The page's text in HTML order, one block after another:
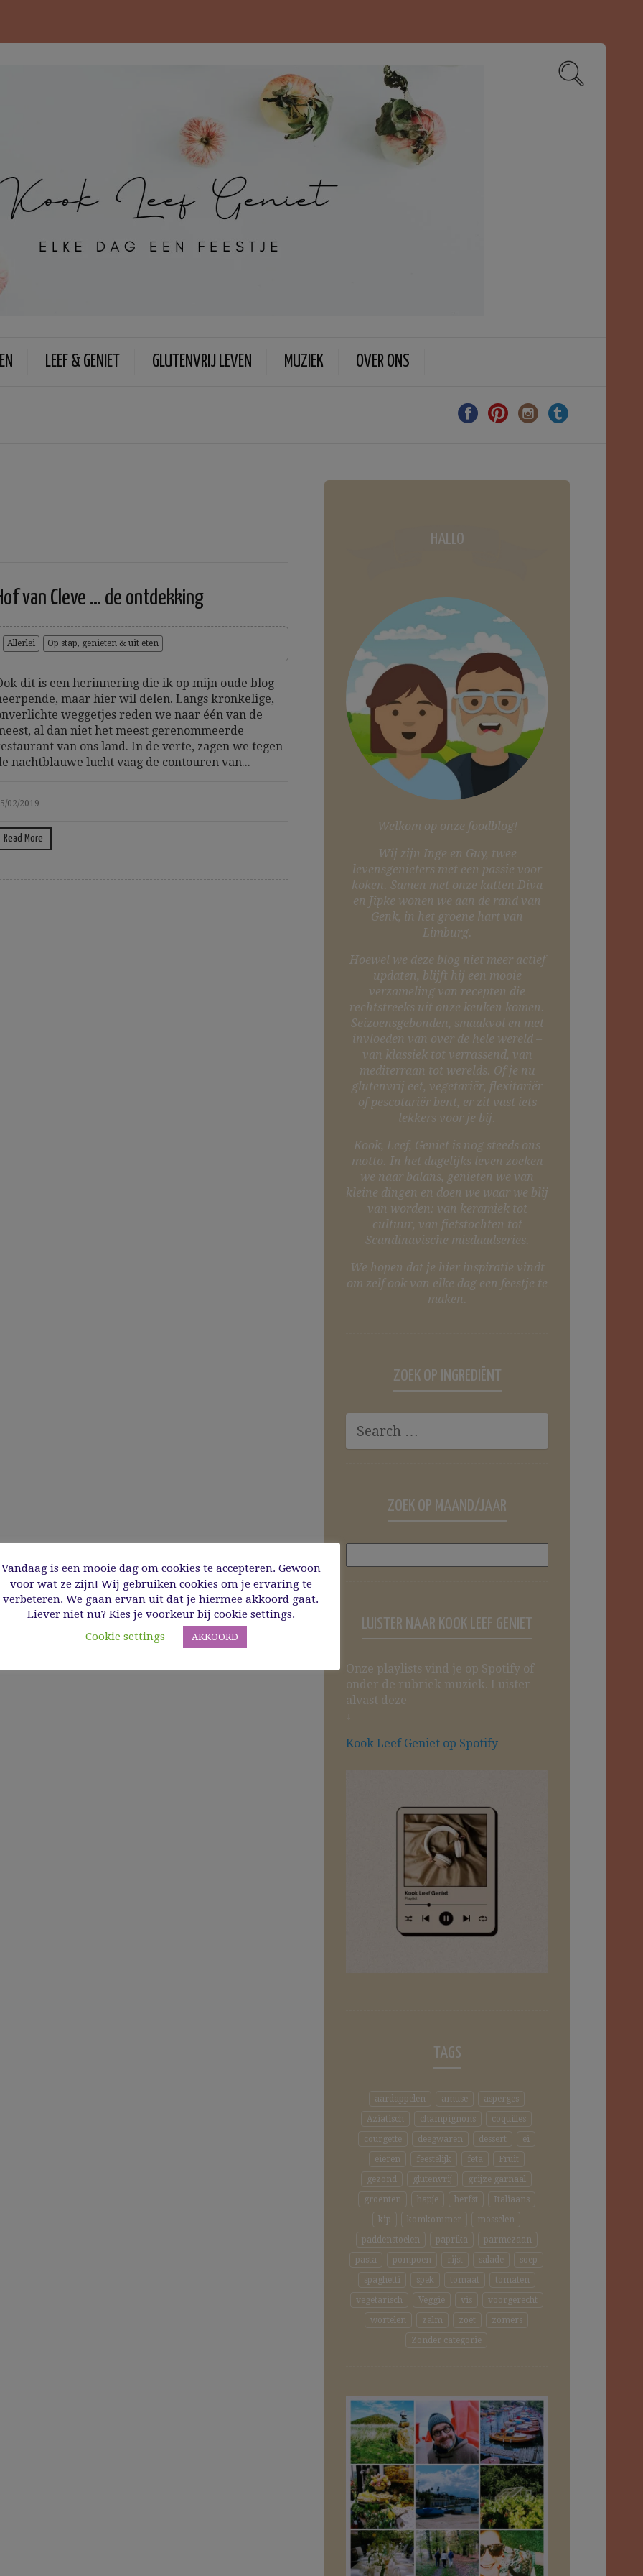
LEEF & GENIET GLUTENVRIJ LEVEN MUZIEK OVER ONS
van Cleve … de ontdekking
Allerlei Op stap, genieten & uit eten
dit is een herinnering die ik op mijn oude blog
maar hier wil delen. Langs kronkelige,
weggetjes reden we naar één van de
al dan niet het meest gerenommeerde
van ons land. In de verte, zagen we tegen
nachtblauwe lucht vaag de contouren van...
02/2019
Read More
HALLO
Welkom op onze foodblog!
Wij zijn Inge en Guy, twee
levensgenieters met een passie voor
koken. Samen met onze katten Diva
en Jipke wonen we aan de rand van
Genk, in het groene hart van
Limburg.
Hoewel we deze blog niet meer actief
updaten, blijft hij een mooie
verzameling van recepten die
rechtstreeks uit onze keuken komen.
Seizoensgebonden, smaakvol en met
invloeden van over de hele wereld –
van klassiek tot verrassend, van
mediterraan tot werelds. Of je nu
glutenvrij eet, vegetariër, flexitariër
of pescotariër bent, er zit vast iets
lekkers voor je bij.
Kook, Leef, Geniet is nog steeds ons
motto. In het dagelijks leven zoeken
we naar balans, genieten we van
kleine dingen en doen we waar we blij
van worden: van keramiek tot
cultuur, van fietstochten tot
Scandinavische misdaadseries.
We hopen dat je hier inspiratie vindt
om zelf ook van elke dag een feestje te
maken.
ZOEK OP INGREDIËNT
ZOEK OP MAAND/JAAR
LUISTER NAAR KOOK LEEF GENIET
Onze playlists vind je op Spotify of
onder de rubriek muziek. Luister
alvast deze
↓
Kook Leef Geniet op Spotify
TAGS
aardappelen amuse
asperges
Aziatisch
champignons
coquilles
courgette
deegwaren dessert
ei
eieren
feestelijk feta
Fruit
gezond
glutenvrij
grijze garnaal
groenten
hapje herfst
Italiaans
kip
komkommer
mosselen
paddenstoelen
paprika
parmezaan
pasta
pompoen rijst salade
soep
spaghetti
spek tomaat
tomaten
vegetarisch
Veggie vis
voorgerecht
wortelen
zalm zoet
zomers
Zonder categorie
Vandaag is een mooie dag om cookies te accepteren. Gewoon
voor wat ze zijn! Wij gebruiken cookies om je ervaring te
verbeteren. We gaan ervan uit dat je hiermee akkoord gaat.
Liever niet nu? Kies je voorkeur bij cookie settings.
Cookie settings
AKKOORD